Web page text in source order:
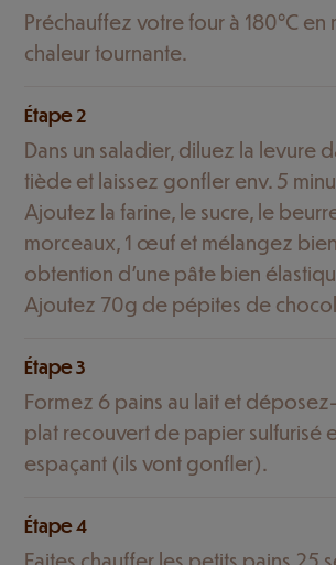
Préchauffez votre four à 180°C en
chaleur tournante.
Étape 2
Dans un saladier, diluez la levure
tiède et laissez gonfler env. 5
Ajoutez la farine, le sucre, le
morceaux, 1 œuf et mélangez
obtention d'une pâte bien
Ajoutez 70g de pépites de
Étape 3
Formez 6 pains au lait et
plat recouvert de papier sulfurisé
espaçant (ils vont gonfler).
Étape 4
Faites chauffer les petits pains 25